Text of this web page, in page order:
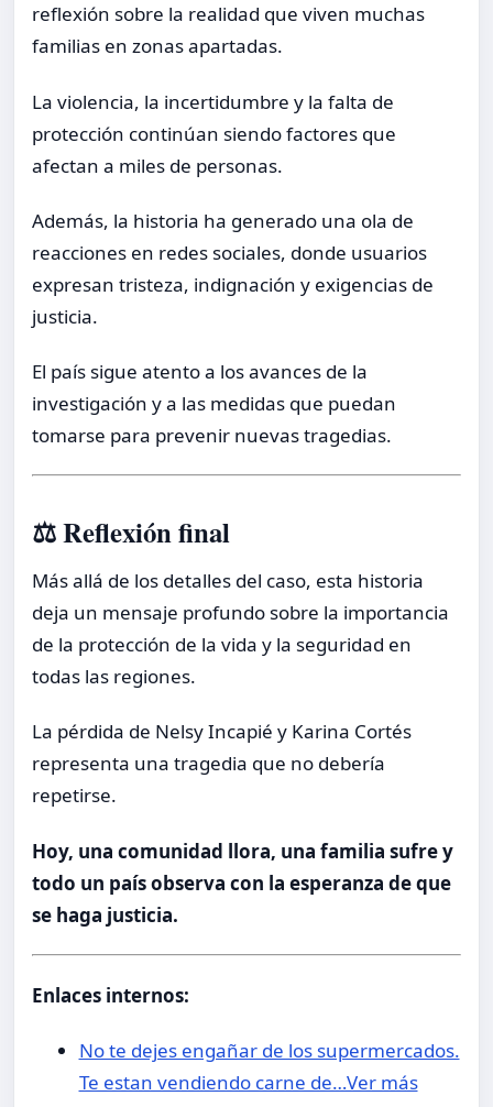
reflexión sobre la realidad que viven muchas
familias en zonas apartadas.
La violencia, la incertidumbre y la falta de
protección continúan siendo factores que
afectan a miles de personas.
Además, la historia ha generado una ola de
reacciones en redes sociales, donde usuarios
expresan tristeza, indignación y exigencias de
justicia.
El país sigue atento a los avances de la
investigación y a las medidas que puedan
tomarse para prevenir nuevas tragedias.
⚖️ Reflexión final
Más allá de los detalles del caso, esta historia
deja un mensaje profundo sobre la importancia
de la protección de la vida y la seguridad en
todas las regiones.
La pérdida de Nelsy Incapié y Karina Cortés
representa una tragedia que no debería
repetirse.
Hoy, una comunidad llora, una familia sufre y
todo un país observa con la esperanza de que
se haga justicia.
Enlaces internos:
No te dejes engañar de los supermercados.
Te estan vendiendo carne de…Ver más